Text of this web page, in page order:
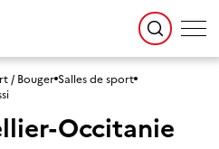
/ Bouger Salles de sport
Occitanie